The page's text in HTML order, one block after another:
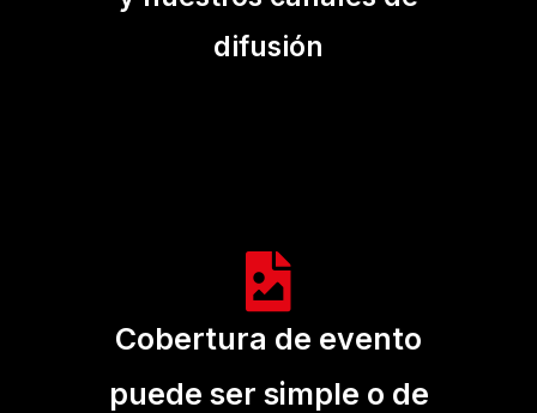
difusión
Cobertura de evento
puede ser simple o de